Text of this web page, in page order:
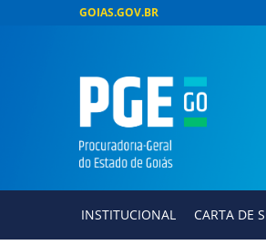
GOIAS.GOV.BR
INSTITUCIONAL CARTA DE